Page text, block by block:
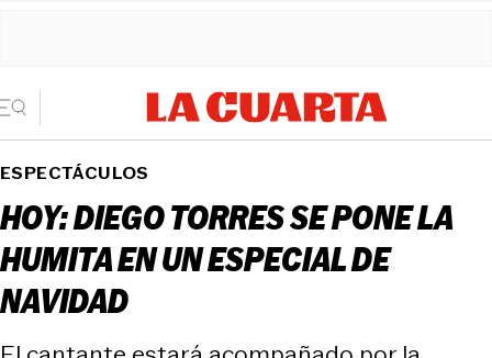
ESPECTÁCULOS
HOY: DIEGO TORRES SE PONE LA
HUMITA EN UN ESPECIAL DE
NAVIDAD